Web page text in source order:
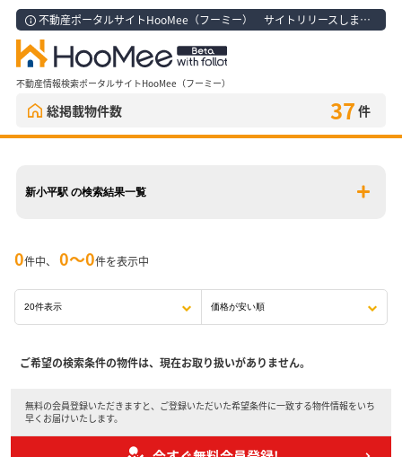
不動産ポータルサイトHooMee（フーミー） サイトリリースしました！
不動産情報検索ポータルサイトHooMee（フーミー）
総掲載物件数 37 件
新小平駅 の検索結果一覧
0件中、 0〜0件を表示中
ご希望の検索条件の物件は、現在お取り扱いがありません。
無料の会員登録いただきますと、ご登録いただいた希望条件に一致する物件情報をいち
早くお届けいたします。